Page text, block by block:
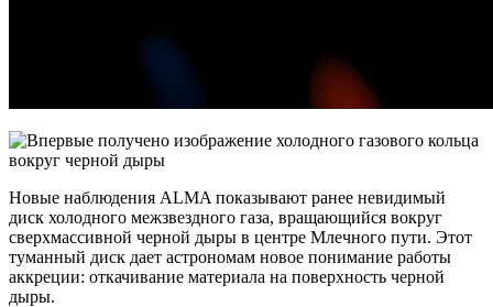
Новые наблюдения ALMA показывают ранее невидимый
диск холодного межзвездного газа, вращающийся вокруг
сверхмассивной черной дыры в центре Млечного пути. Этот
туманный диск дает астрономам новое понимание работы
аккреции: откачивание материала на поверхность черной
дыры.